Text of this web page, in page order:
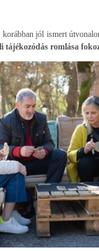
jól ismert
tájékozódás romlása